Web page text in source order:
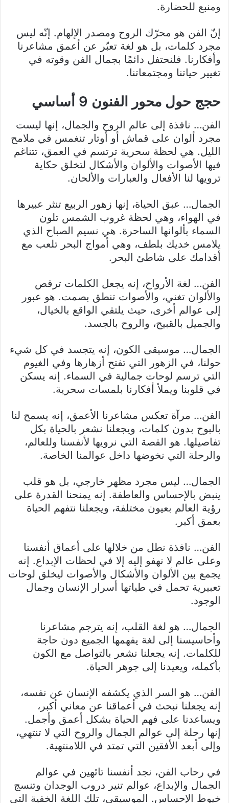
ومنبع للحضارة.
إنّ الفن هو محرّك الروح ومصدر الإلهام. إنّه ليس
مجرد كلمات، بل هو لغة تعبّر عن أعمق مشاعرنا
وأفكارنا. فلنحتفل دائمًا بجمال الفن وقوته في
تغيير حياتنا ومجتمعاتنا.
حجج حول محور الفنون 9 أساسي
الفن… نافذة إلى عالم الروح والجمال، إنها ليست
مجرد ألوان على قماش أو أوتار تنغمس في ملامح
الليل. هي لحظة سحرية ترتسم في العمق، تتناغم
فيها الأصوات والألوان والأشكال لتخلق حكاية
ترويها لنا الأفعال والعبارات والألحان.
الجمال… عبق الحياة، إنها زهور الربيع تنثر عبيرها
في الهواء، وهي لحظة غروب الشمس تلون
السماء بألوانها الساحرة. هي نسيم الصباح الذي
يلامس خديك بلطف، وهي أمواج البحر تلعب مع
أقدامك على شاطئ البحر.
الفن… لغة الأرواح، إنه يجعل الكلمات ترقص
والألوان تغني، والأصوات تنطق بصمت. هو عبور
إلى عوالم أخرى، حيث يلتقي الواقع بالخيال،
والجميل بالقبيح، والروح بالجسد.
الجمال… موسيقى الكون، إنه يتجسد في كل شيء
حولنا، في الزهور التي تفتح أزهارها وفي الغيوم
التي ترسم لوحات جمالية في السماء. إنه يسكن
في قلوبنا ويملأ أفكارنا بلمسات سحرية.
الفن… مرآة تعكس مشاعرنا الأعمق، إنه يسمح لنا
بالبوح بدون كلمات، ويجعلنا نشعر بالحياة بكل
تفاصيلها. هو القصة التي نرويها لأنفسنا وللعالم،
والرحلة التي نخوضها داخل عوالمنا الخاصة.
الجمال… ليس مجرد مظهر خارجي، بل هو قلب
ينبض بالإحساس والعاطفة. إنه يمنحنا القدرة على
رؤية العالم بعيون مختلفة، ويجعلنا نتفهم الحياة
بعمق أكبر.
الفن… نافذة نطل من خلالها على أعماق أنفسنا
وعلى عالم لا نهفو إليه إلا في لحظات الإبداع. إنه
يجمع بين الألوان والأشكال والأصوات ليخلق لوحات
تعبيرية تحمل في طياتها أسرار الإنسان وجمال
الوجود.
الجمال… هو لغة القلب، إنه يترجم مشاعرنا
وأحاسيسنا إلى لغة يفهمها الجميع دون حاجة
للكلمات. إنه يجعلنا نشعر بالتواصل مع الكون
بأكمله، ويعيدنا إلى جوهر الحياة.
الفن… هو السر الذي يكشفه الإنسان عن نفسه،
إنه يجعلنا نبحث في أعماقنا عن معاني أكبر،
ويساعدنا على فهم الحياة بشكل أعمق وأجمل.
إنها رحلة إلى عوالم الجمال والروح التي لا تنتهي،
وإلى أبعد الأفقين التي تمتد في اللامنتهية.
في رحاب الفن، نجد أنفسنا تائهين في عوالم
الجمال والإبداع، عوالم تنير دروب الوجدان وتنسج
خيوط الإحساس. الموسيقى، تلك اللغة الخفية التي